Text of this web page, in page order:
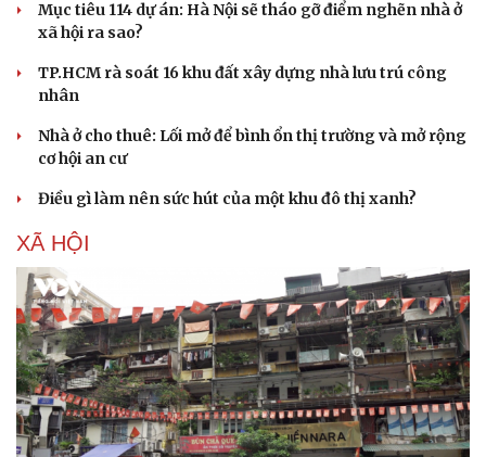
Sản phụ khoa
Nhi khoa
Làm đẹp - giảm cân
Phòng mạch online
Tình yêu - Gia đình
Mục tiêu 114 dự án: Hà Nội sẽ tháo gỡ điểm nghẽn nhà ở
xã hội ra sao?
TP.HCM rà soát 16 khu đất xây dựng nhà lưu trú công
nhân
Nhà ở cho thuê: Lối mở để bình ổn thị trường và mở rộng
cơ hội an cư
Điều gì làm nên sức hút của một khu đô thị xanh?
XÃ HỘI